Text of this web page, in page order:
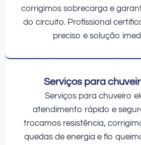
corrigimos sobrecarga e
do circuito. Profissional
preciso e solução
Serviços para
Serviços para chuveiro
atendimento rápido e
trocamos resistência,
quedas de energia e fio